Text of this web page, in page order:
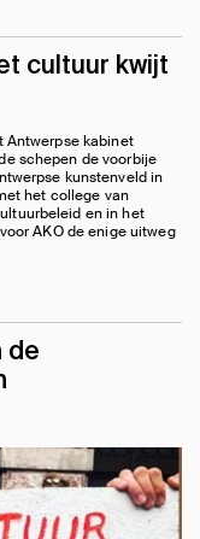
cultuur kwijt
Antwerpse kabinet
schepen de voorbije
kunstenveld in
het college van
en in het
AKO de enige uitweg
de